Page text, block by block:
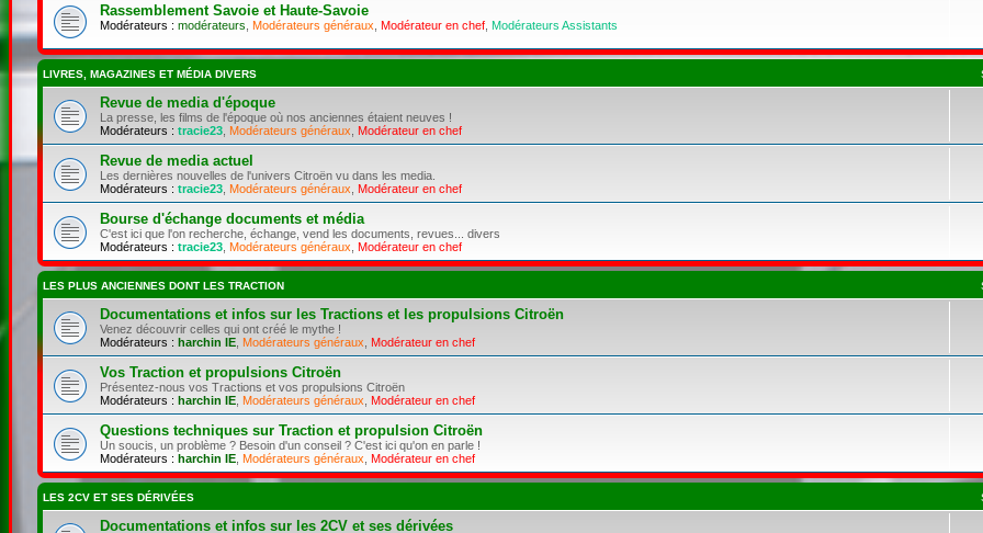
Rassemblement Savoie et Haute-Savoie
Modérateurs : modérateurs Modérateurs généraux Modérateur en chef, Modérateurs Assistants
LIVRES, MAGAZINES ET MÉDIA DIVERS
Revue de media d'époque
La presse, les films de l'époque où nos anciennes étaient neuves !
Modérateurs : tracie23, Modérateurs généraux Modérateur en chef
Revue de media actuel
Les dernières nouvelles de l'univers Citroën vu dans les media.
Modérateurs : tracie23, Modérateurs généraux Modérateur en chef
Bourse d'échange documents et média
C'est ici que l'on recherche, échange, vend les documents, revues... divers
Modérateurs : tracie23, Modérateurs généraux Modérateur en chef
LES PLUS ANCIENNES DONT LES TRACTION
Documentations et infos sur les Tractions et les propulsions Citroën
Venez découvrir celles qui ont créé le mythe !
Modérateurs : harchin IE, Modérateurs généraux Modérateur en chef
Vos Traction et propulsions Citroën
Présentez-nous vos Tractions et vos propulsions Citroën
Modérateurs : harchin IE, Modérateurs généraux Modérateur en chef
Questions techniques sur Traction et propulsion Citroën
Un soucis, un problème ? Besoin d'un conseil ? C'est ici qu'on en parle !
Modérateurs : harchin IE, Modérateurs généraux Modérateur en chef
LES 2CV ET SES DÉRIVÉES
Documentations et infos sur les 2CV et ses dérivées